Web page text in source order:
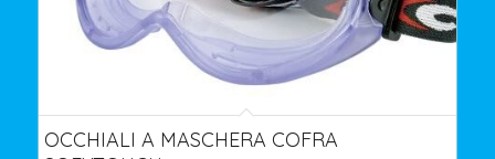
OCCHIALI A MASCHERA COFRA